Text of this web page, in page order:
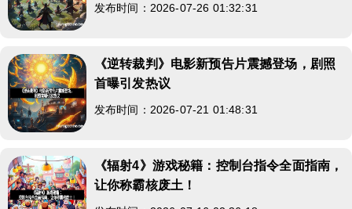
发布时间：2026-07-26 01:32:31
《逆转裁判》电影新预告片震撼登场，剧照
首曝引发热议
发布时间：2026-07-21 01:48:31
《辐射4》游戏秘籍：控制台指令全面指南，
让你称霸核废土！